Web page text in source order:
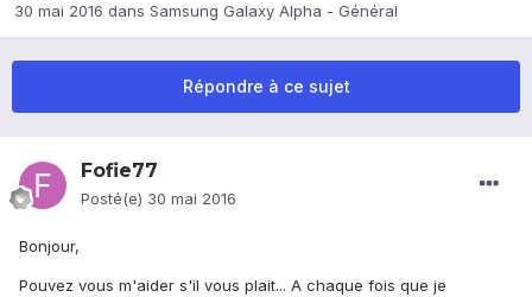
30 mai 2016 dans Samsung Galaxy Alpha - Général
Répondre à ce sujet
Fofie77
Posté(e) 30 mai 2016
Bonjour,
Pouvez vous m'aider s'il vous plait... A chaque fois que je